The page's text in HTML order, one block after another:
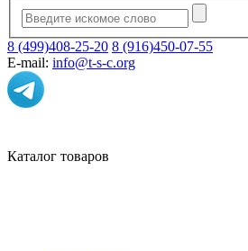
8 (499)408-25-20 8 (916)450-07-55
E-mail: info@t-s-c.org
Каталог товаров